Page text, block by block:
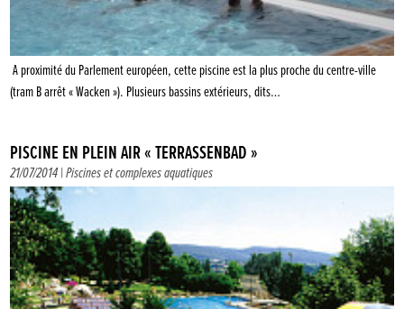
A proximité du Parlement européen, cette piscine est la plus proche du centre-ville
(tram B arrêt « Wacken »). Plusieurs bassins extérieurs, dits…
PISCINE EN PLEIN AIR « TERRASSENBAD »
21/07/2014 |Piscines et complexes aquatiques